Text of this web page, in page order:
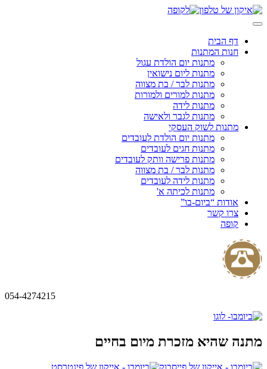
Skip
to
דף הבית
חנות המתנות
מתנות יום הולדת עגול
מתנות ליום נישואין
מתנות לבר / בת מצווה
מתנות למורים ולמורות
מתנות לידה
מתנות לגבר ולאישה
מתנות לשוק העסקי
מתנות יום הולדת לעובדים
מתנות חגים לעובדים
מתנות פרישה וותק לעובדים
מתנות לבר / בת מצווה
מתנות לידה לעובדים
מתנות לכיתה א'
אודות “ביום-בו”
צרו קשר
קופה
054-4274215
מתנה שהיא מזכרת מיום בחיים